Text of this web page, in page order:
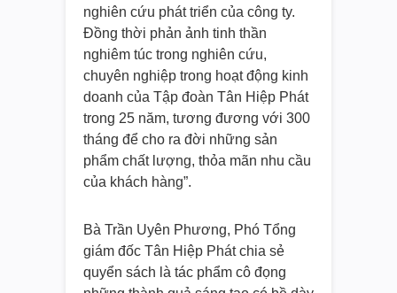
nghiên cứu phát triển của công ty.
Đồng thời phản ảnh tinh thần
nghiêm túc trong nghiên cứu,
chuyên nghiệp trong hoạt động kinh
doanh của Tập đoàn Tân Hiệp Phát
trong 25 năm, tương đương với 300
tháng để cho ra đời những sản
phẩm chất lượng, thỏa mãn nhu cầu
của khách hàng”.
Bà Trần Uyên Phương, Phó Tổng
giám đốc Tân Hiệp Phát chia sẻ
quyển sách là tác phẩm cô đọng